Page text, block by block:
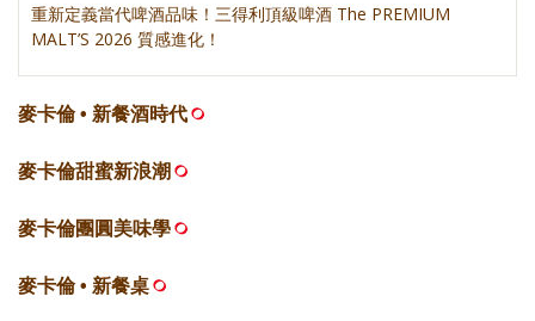
重新定義當代啤酒品味！三得利頂級啤酒 The PREMIUM
MALT’S 2026 質感進化！
麥卡倫 • 新餐酒時代
麥卡倫甜蜜新浪潮
麥卡倫團圓美味學
麥卡倫 • 新餐桌